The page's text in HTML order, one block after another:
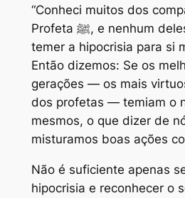
“Conheci muitos dos
Profeta ﷺ, e nenhum deles morreu sem
temer a hipocrisia para si
Então dizemos: Se os
gerações — os mais
dos profetas — temiam o
mesmos, o que dizer de
misturamos boas ações
Não é suficiente apenas
hipocrisia e reconhecer o